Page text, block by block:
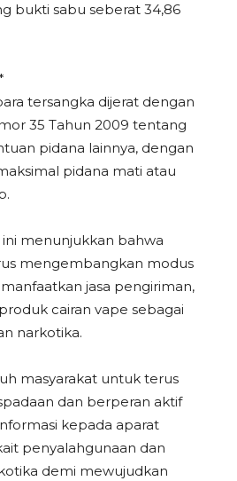
bukti sabu seberat 34,86
tersangka dijerat dengan
35 Tahun 2009 tentang
pidana lainnya, dengan
pidana mati atau
menunjukkan bahwa
mengembangkan modus
jasa pengiriman,
cairan vape sebagai
narkotika.
masyarakat untuk terus
dan berperan aktif
kepada aparat
penyalahgunaan dan
demi mewujudkan